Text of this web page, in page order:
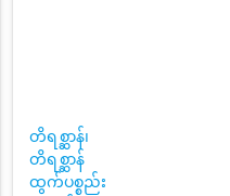
တိရစ္ဆာန်၊
တိရစ္ဆာန်
ထွက်ပစ္စည်း